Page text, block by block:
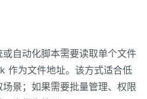
自动化脚本需要读取单个文件
作为文件地址。该方式适合低
景；如果需要批量管理、权限